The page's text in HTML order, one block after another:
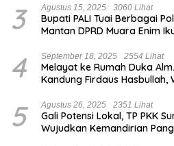
3 Agustus 15, 2025 3060 Lihat
Bupati PALI Tuai Berbagai
Mantan DPRD Muara Enim
4 September 18, 2025 2554 Lihat
Melayat ke Rumah Duka
Kandung Firdaus Hasbullah,
5 Agustus 26, 2025 2351 Lihat
Gali Potensi Lokal, TP PKK
Wujudkan Kemandirian